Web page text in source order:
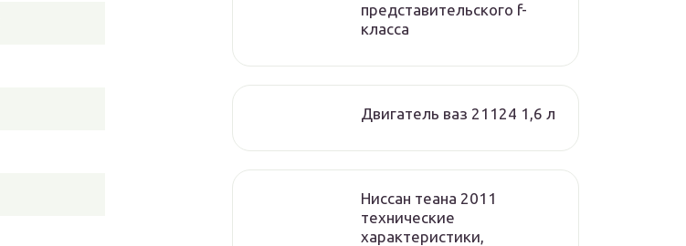
представительского f-
класса
Двигатель ваз 21124 1,6 л
Ниссан теана 2011
технические
характеристики,